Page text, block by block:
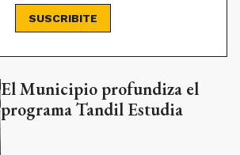
SUSCRIBITE
El Municipio profundiza el
programa Tandil Estudia